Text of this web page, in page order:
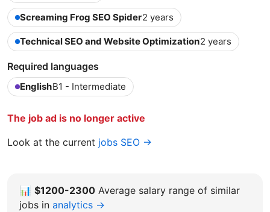
Screaming Frog SEO Spider2 years
Technical SEO and Website Optimization2 years
Required languages
EnglishB1 - Intermediate
The job ad is no longer active
Look at the current jobs SEO →
📊 $1200-2300 Average salary range of similar
jobs in analytics →